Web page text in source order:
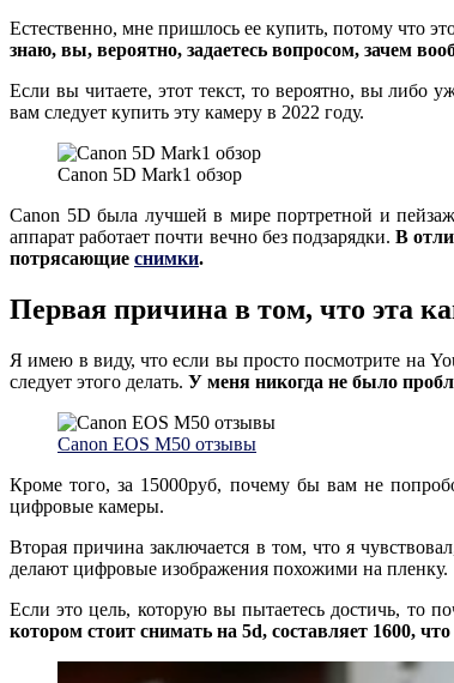
Естественно, мне пришлось ее купить, потому что
знаю, вы, вероятно, задаетесь вопросом, зачем
Если вы читаете, этот текст, то вероятно, вы либо
вам следует купить эту камеру в 2022 году.
Canon 5D Mark1 обзор
Canon 5D была лучшей в мире портретной и
аппарат работает почти вечно без подзарядки. В
потрясающие снимки.
Первая причина в том, что эта
Я имею в виду, что если вы просто посмотрите на
следует этого делать. У меня никогда не было
Canon EOS M50 отзывы
Кроме того, за 15000руб, почему бы вам не
цифровые камеры.
Вторая причина заключается в том, что я
делают цифровые изображения похожими на пленку.
Если это цель, которую вы пытаетесь достичь, то
котором стоит снимать на 5d, составляет 1600,